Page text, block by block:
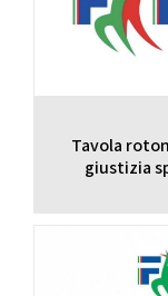
Tavola
giustizia